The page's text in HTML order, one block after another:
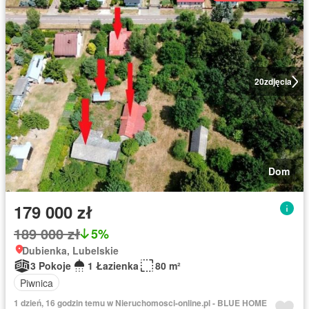
20zdjęcia
Dom
179 000 zł
189 000 zł 5%
Dubienka, Lubelskie
3 Pokoje
1 Łazienka
80 m²
Piwnica
1 dzień, 16 godzin temu w Nieruchomosci-online.pl - BLUE HOME